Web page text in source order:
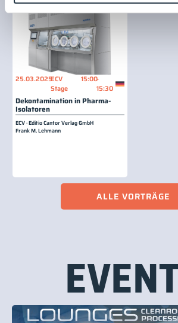
Fachvortrag
25.03.2025ECV
Stage
15:00-
15:30
Dekontamination in Pharma-
Isolatoren
ECV · Editio Cantor Verlag GmbH
Frank M. Lehmann
ALLE VORTRÄGE